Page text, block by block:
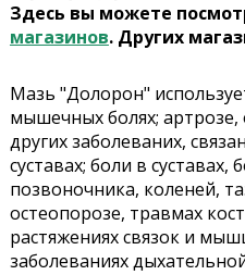
Здесь вы можете
магазинов. Других
Мазь "Долорон"
мышечных болях; артрозе,
других заболеваних,
суставах; боли в
позвоночника, коленей,
остеопорозе, травмах
растяжениях связок и
заболеваниях